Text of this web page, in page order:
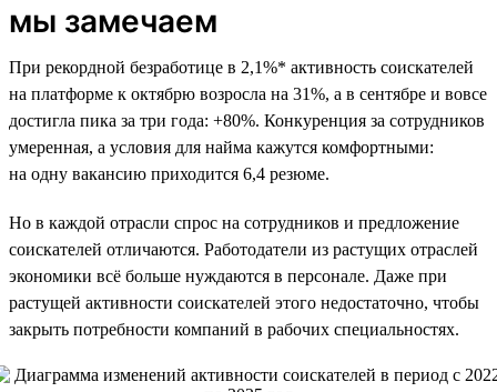
мы замечаем
При рекордной безработице в 2,1%* активность соискателей
на платформе к октябрю возросла на 31%, а в сентябре и вовсе
достигла пика за три года: +80%. Конкуренция за сотрудников
умеренная, а условия для найма кажутся комфортными:
на одну вакансию приходится 6,4 резюме.
Но в каждой отрасли спрос на сотрудников и предложение
соискателей отличаются. Работодатели из растущих отраслей
экономики всё больше нуждаются в персонале. Даже при
растущей активности соискателей этого недостаточно, чтобы
закрыть потребности компаний в рабочих специальностях.